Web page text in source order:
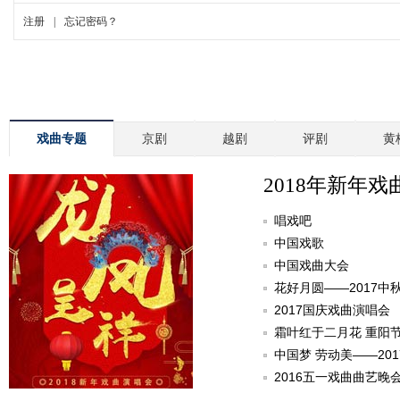
戏曲专题 京剧 越剧 评剧 黄
2018年新年戏
唱戏吧
中国戏歌
中国戏曲大会
花好月圆——2017中
2017国庆戏曲演唱会
霜叶红于二月花 重阳
中国梦 劳动美
2016五一戏曲曲艺晚